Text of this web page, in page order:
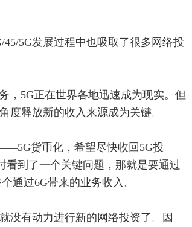
45/5G发展过程中也吸取了很多网络投
，5G正在世界各地迅速成为现实。但
度释放新的收入来源成为关键。
货币化，希望尽快收回5G投
看到了一个关键问题，那就是要通过
通过6G带来的业务收入。
没有动力进行新的网络投资了。因